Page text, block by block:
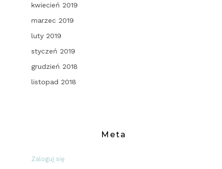
kwiecień 2019
marzec 2019
luty 2019
styczeń 2019
grudzień 2018
listopad 2018
Meta
Zaloguj się